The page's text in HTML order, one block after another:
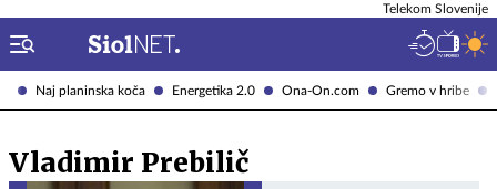
Naj planinska koča Energetika 2.0 Ona-On.com Gremo v hribe
Telekom Slovenije
Vladimir Prebilič